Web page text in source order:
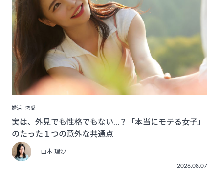
婚活 恋愛
実は、外見でも性格でもない…？「本当にモテる女子」
のたった１つの意外な共通点
山本 理沙
2026.08.07